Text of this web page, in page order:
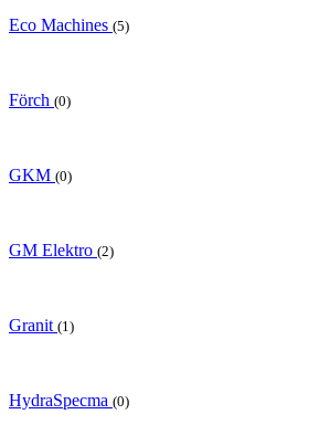
Eco Machines (5)
Förch (0)
GKM (0)
GM Elektro (2)
Granit (1)
HydraSpecma (0)